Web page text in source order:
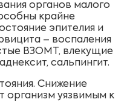
органов малого
крайне
эпителия и
– воспаления
ВЗОМТ, влекущие
сальпингит.
Снижение
организм уязвимым к